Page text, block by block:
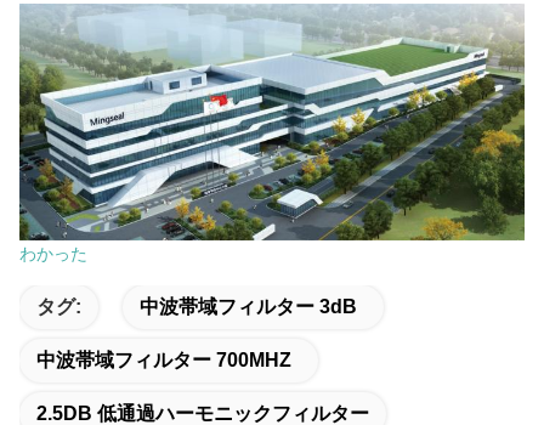
わかった
タグ: 中波帯域フィルター 3dB
中波帯域フィルター 700MHZ
2.5DB 低通過ハーモニックフィルター